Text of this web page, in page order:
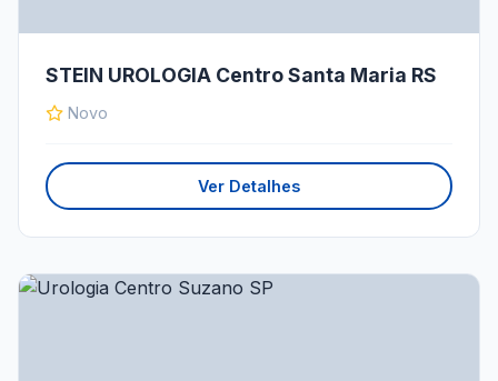
STEIN UROLOGIA Centro Santa Maria RS
Novo
Ver Detalhes